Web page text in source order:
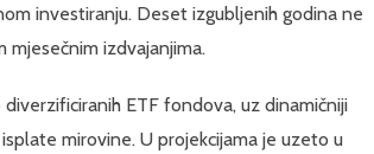
investiranju. Deset izgubljenih godina ne
mjesečnim izdvajanjima.
ETF fondova, uz dinamičniji
mirovine. U projekcijama je uzeto u